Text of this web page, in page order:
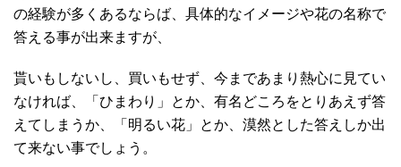
の経験が多くあるならば、具体的なイメージや花の名称で
答える事が出来ますが、
貰いもしないし、買いもせず、今まであまり熱心に見てい
なければ、「ひまわり」とか、有名どころをとりあえず答
えてしまうか、「明るい花」とか、漠然とした答えしか出
て来ない事でしょう。